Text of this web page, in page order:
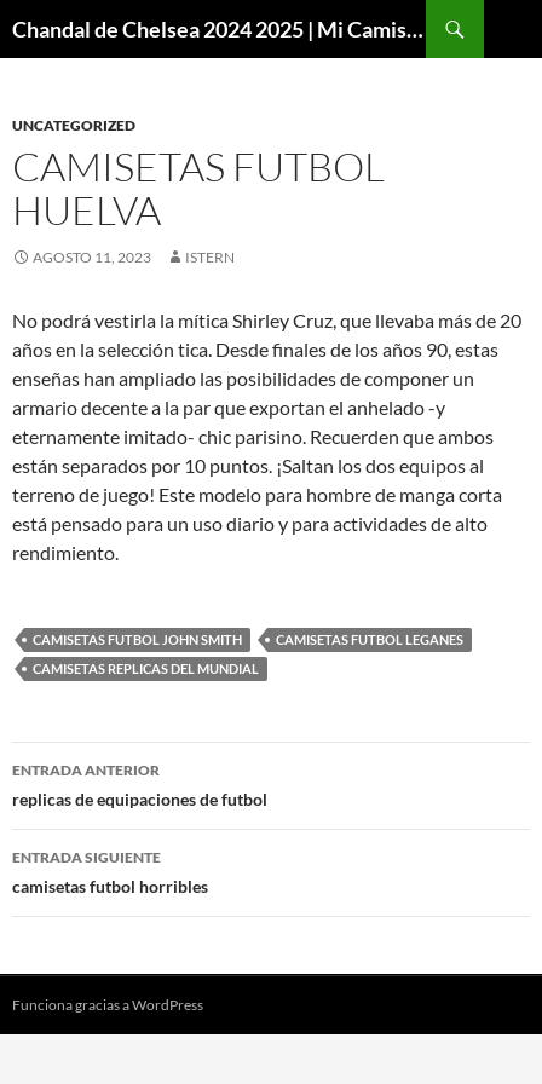
Chandal de Chelsea 2024 2025 | Mi Camiseta Futbol
UNCATEGORIZED
CAMISETAS FUTBOL
HUELVA
AGOSTO 11, 2023 ISTERN
No podrá vestirla la mítica Shirley Cruz, que llevaba más de 20
años en la selección tica. Desde finales de los años 90, estas
enseñas han ampliado las posibilidades de componer un
armario decente a la par que exportan el anhelado -y
eternamente imitado- chic parisino. Recuerden que ambos
están separados por 10 puntos. ¡Saltan los dos equipos al
terreno de juego! Este modelo para hombre de manga corta
está pensado para un uso diario y para actividades de alto
rendimiento.
CAMISETAS FUTBOL JOHN SMITH
CAMISETAS FUTBOL LEGANES
CAMISETAS REPLICAS DEL MUNDIAL
Navegación
de
entradas
ENTRADA ANTERIOR
replicas de equipaciones de futbol
ENTRADA SIGUIENTE
camisetas futbol horribles
Funciona gracias a WordPress